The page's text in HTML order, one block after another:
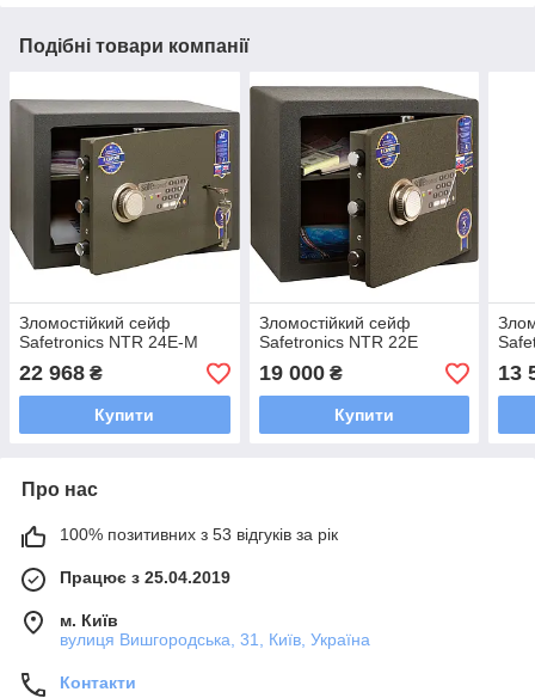
Подібні товари компанії
Зломостійкий сейф
Safetronics NTR 24E-M
22 968 ₴
Купити
Зломостійкий сейф
Safetronics NTR 22E
19 000₴
Купити
13
Про нас
100% позитивних з 53 відгуків за рік
Працює з 25.04.2019
м. Київ
вулиця Вишгородська, 31, Київ, Україна
Контакти